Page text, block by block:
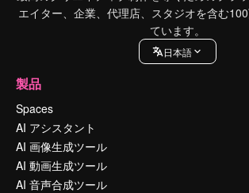
エイター、企業、代理店、スタジオを含む
ています。
日本語
製品
Spaces
AI アシスタント
AI 画像生成ツール
AI 動画生成ツール
AI 音声合成ツール